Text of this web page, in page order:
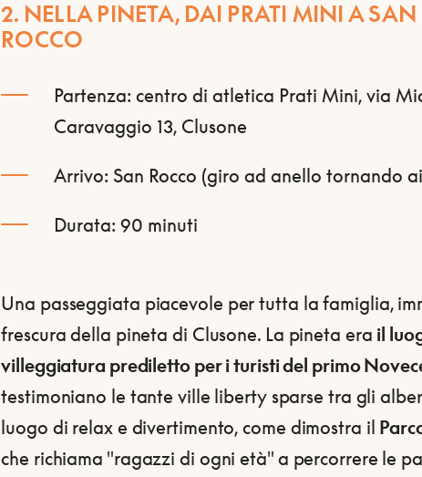
2. NELLA PINETA, DAI PRATI MINI A SAN
ROCCO
Partenza: centro di atletica Prati Mini, via
Caravaggio 13, Clusone
Arrivo: San Rocco (giro ad anello tornando
Durata: 90 minuti
Una passeggiata piacevole per tutta la famiglia,
frescura della pineta di Clusone. La pineta era il
villeggiatura prediletto per i turisti del primo
testimoniano le tante ville liberty sparse tra gli
luogo di relax e divertimento, come dimostra il
che richiama "ragazzi di ogni età" a percorrere le